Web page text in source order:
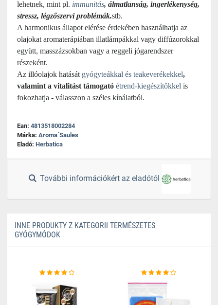
lehetnek, mint pl. immunitás, álmatlanság, ingerlékenység,
stressz, légzőszervi problémák.stb.
A harmonikus állapot elérése érdekében használhatja az
olajokat aromaterápiában illatlámpákkal vagy diffúzorokkal
együtt, masszázsokban vagy a reggeli jógarendszer
részeként.
Az illóolajok hatását gyógyteákkal és teakeverékekkel,
valamint a vitalitást támogató étrend-kiegészítőkkel is
fokozhatja - válasszon a széles kínálatból.
Ean: 4813518002284
Márka: Aroma´Saules
Eladó: Herbatica
További információkért az eladótól
INNE PRODUKTY Z KATEGORII TERMÉSZETES
GYÓGYMÓDOK